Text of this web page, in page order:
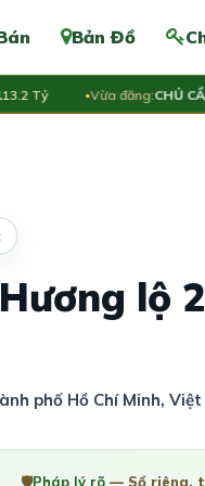
Bản Đồ
Vừa đăng:CHỦ CẦN
lộ
phố Hồ Chí Minh,
🛡️Pháp lý rõ — Sổ riêng,